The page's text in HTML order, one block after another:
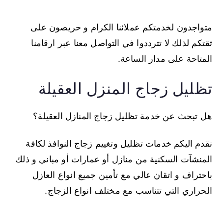
متواجدون لخدمتكم عملائنا الكرام و حريصون على
ثقتكم لذلك لا تترددوا في التواصل معنا عبر ارقامنا
المتاحة على مدار الساعة.
تظليل زجاج المنزل العقيلة
هل تبحث عن خدمة تظليل زجاج المنازل العقيلة؟
نقدم اليكم خدمات تظليل وتغييم زجاج النوافذ لكافة
المنشآت السكنية من منازل أو عمارات أو مباني و ذلك
باحتراف و اتقان عالي مع تأمين جميع انواع العازل
الحراري التي تتناسب مع مختلف انواع الزجاج.